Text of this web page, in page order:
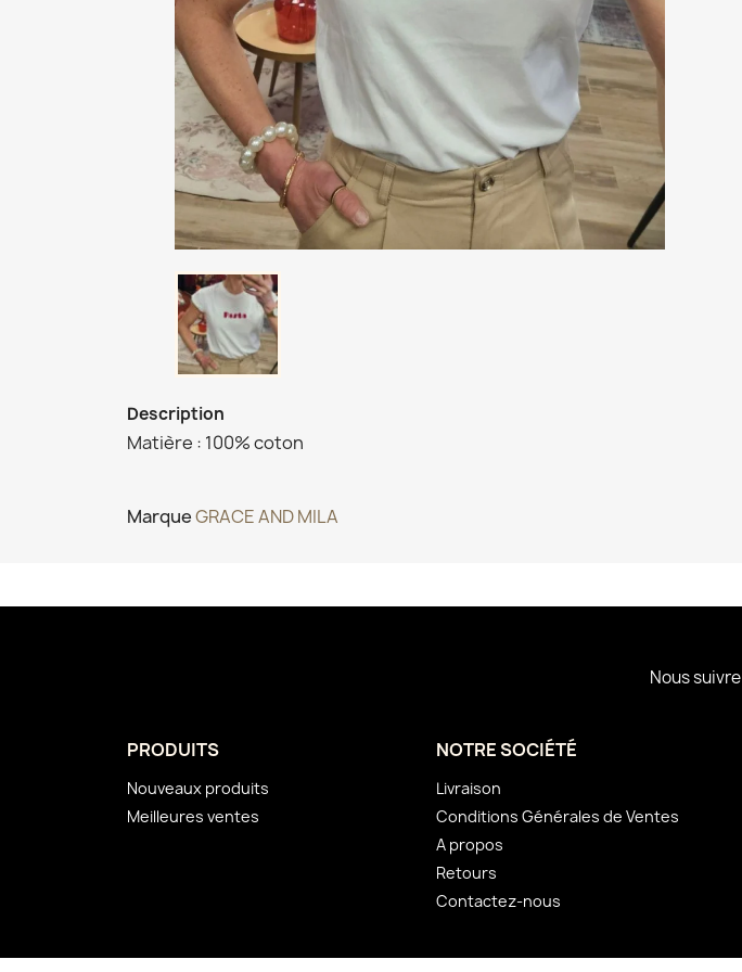
Description
Matière : 100% coton
MarqueGRACE AND MILA
Nous suivre
PRODUITS
Nouveaux produits
Meilleures ventes
NOTRE SOCIÉTÉ
Livraison
Conditions Générales de Ventes
A propos
Retours
Contactez-nous